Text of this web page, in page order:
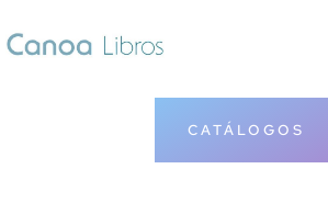
CATÁLOGOS